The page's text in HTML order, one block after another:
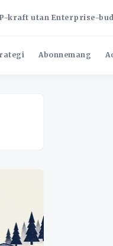
kraft utan Enterprise-
Abonnemang